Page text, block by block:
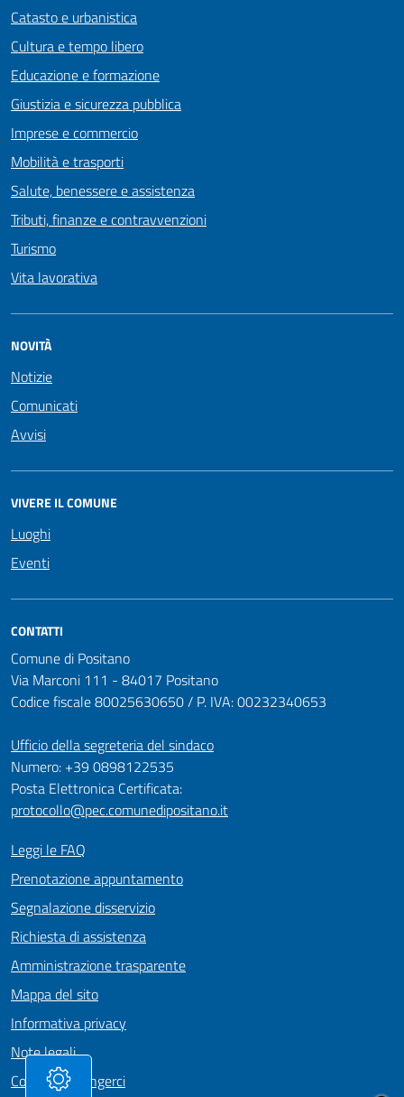
Catasto e urbanistica
Cultura e tempo libero
Educazione e formazione
Giustizia e sicurezza pubblica
Imprese e commercio
Mobilità e trasporti
Salute, benessere e assistenza
Tributi, finanze e contravvenzioni
Turismo
Vita lavorativa
NOVITÀ
Notizie
Comunicati
Avvisi
VIVERE IL COMUNE
Luoghi
Eventi
CONTATTI
Comune di Positano
Via Marconi 111 - 84017 Positano
Codice fiscale 80025630650 / P. IVA: 00232340653
Ufficio della segreteria del sindaco
Numero: +39 0898122535
Posta Elettronica Certificata:
protocollo@pec.comunedipositano.it
Leggi le FAQ
Prenotazione appuntamento
Segnalazione disservizio
Richiesta di assistenza
Amministrazione trasparente
Mappa del sito
Informativa privacy
Note legali
Come Raggiungerci